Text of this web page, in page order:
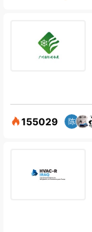
155029